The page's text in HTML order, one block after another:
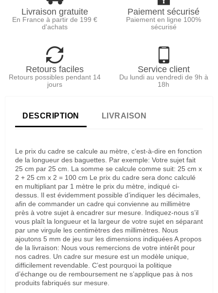
Livraison gratuite
En France à partir de 199 €
d'achats
Paiement sécurisé
Paiement en ligne 100%
sécurisé
Retours faciles
Retours possibles pendant 14
jours
Service client
Du lundi au vendredi de 9h à
18h
DESCRIPTION LIVRAISON
Le prix du cadre se calcule au mètre, c’est-à-dire en fonction
de la longueur des baguettes. Par exemple: Votre sujet fait
25 cm par 25 cm. La somme se calcule comme suit: 25 cm x
2 + 25 cm x 2 = 100 cm Le prix du cadre sera donc calculé
en multipliant par 1 mètre le prix du mètre, indiqué ci-
dessus. Il est évidemment possible d’indiquer les décimales,
afin de commander un cadre qui convienne au millimètre
près à votre sujet à encadrer sur mesure. Indiquez-nous s’il
vous plaît la longueur et la largeur de votre sujet en séparant
par une virgule les centimètres des millimètres. Nous
ajoutons 5 mm de jeu sur les dimensions indiquées A propos
de la livraison: Nous vous remercions de votre intérêt pour
nos cadres. Un cadre sur mesure est un modèle unique,
difficilement revendable. C’est pourquoi la politique
d’échange ou de remboursement ne s’applique pas à nos
produits fabriqués sur mesure.